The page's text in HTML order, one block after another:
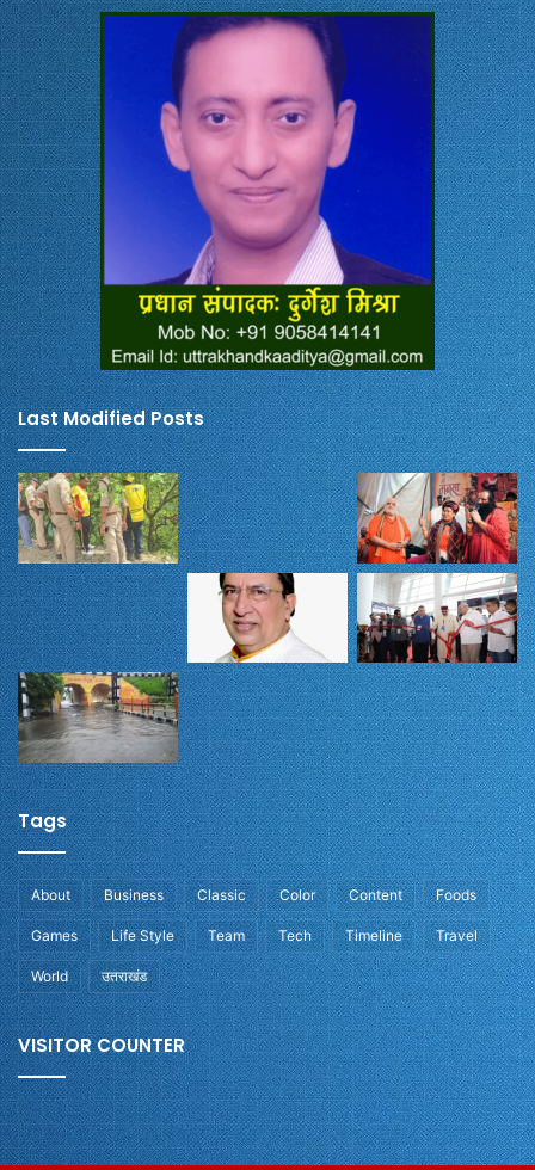
Last Modified Posts
Tags
About Business Classic Color Content Foods
Games Life Style Team Tech Timeline Travel
World उतराखंड
VISITOR COUNTER